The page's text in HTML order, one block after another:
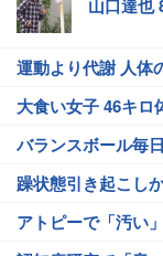
山口達也
運動より代謝 人体
大食い女子 46キロ
バランスボール毎
躁状態引き起こし
アトピーで「汚い